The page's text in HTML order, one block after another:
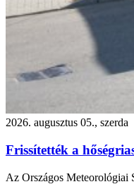
2026. augusztus 05., szerda
Frissítették a
Az Országos Meteorológiai